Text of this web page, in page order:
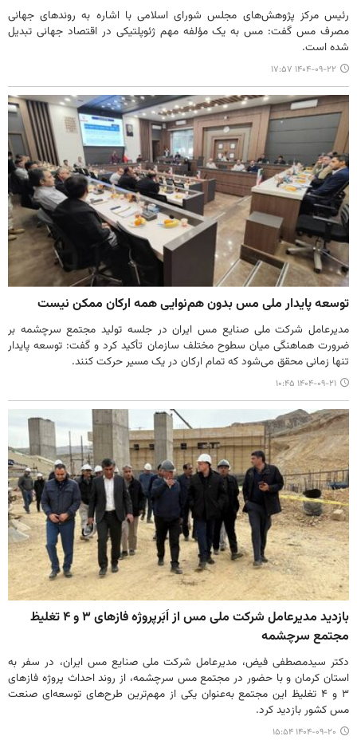
رئیس مرکز پژوهش‌های مجلس شورای اسلامی با اشاره به روندهای جهانی
مصرف مس گفت: مس به یک مؤلفه مهم ژئوپلتیکی در اقتصاد جهانی تبدیل
شده است.
۱۴۰۴-۰۹-۲۲ ۱۷:۵۷
توسعه پایدار ملی مس بدون هم‌نوایی همه ارکان ممکن نیست
مدیرعامل شرکت ملی صنایع مس ایران در جلسه تولید مجتمع سرچشمه بر
ضرورت هماهنگی میان سطوح مختلف سازمان تأکید کرد و گفت: توسعه پایدار
تنها زمانی محقق می‌شود که تمام ارکان در یک مسیر حرکت کنند.
۱۴۰۴-۰۹-۲۱ ۱۰:۴۵
بازدید مدیرعامل شرکت ملی مس از اَبَرپروژه فازهای ۳ و ۴ تغلیظ
مجتمع سرچشمه
دکتر سیدمصطفی فیض، مدیرعامل شرکت ملی صنایع مس ایران، در سفر به
استان کرمان و با حضور در مجتمع مس سرچشمه، از روند احداث پروژه فازهای
۳ و ۴ تغلیظ این مجتمع به‌عنوان یکی از مهم‌ترین طرح‌های توسعه‌ای صنعت
مس کشور بازدید کرد.
۱۴۰۴-۰۹-۲۰ ۱۵:۵۴